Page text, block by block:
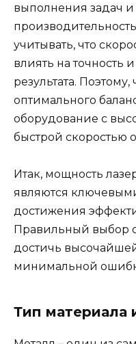
выполнения задач
учитывать, что
влиять на точность
результата.
оптимального
оборудование с
быстрой скоростью
Итак, мощность
являются
достижения
Правильный выбор
достичь
минимальной
Тип материала